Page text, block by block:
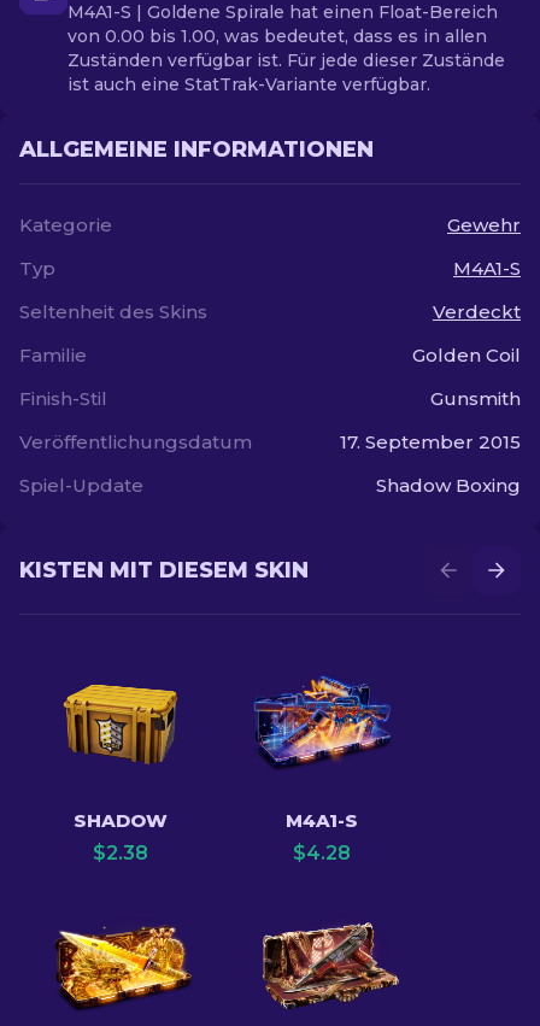
M4A1-S | Goldene Spirale hat einen Float-Bereich
von 0.00 bis 1.00, was bedeutet, dass es in allen
Zuständen verfügbar ist. Für jede dieser Zustände
ist auch eine StatTrak-Variante verfügbar.
ALLGEMEINE INFORMATIONEN
Kategorie
Gewehr
Typ
M4A1-S
Seltenheit des Skins
Verdeckt
Familie
Golden Coil
Finish-Stil
Gunsmith
Veröffentlichungsdatum
17. September 2015
Spiel-Update
Shadow Boxing
KISTEN MIT DIESEM SKIN
SHADOW
$2.38
M4A1-S
$4.28